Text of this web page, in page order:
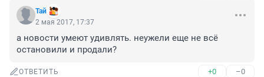
Тай
2 мая 2017, 17:37
а новости умеют удивлять. неужели еще не всё
остановили и продали?
ОТВЕТИТЬ +0 –0